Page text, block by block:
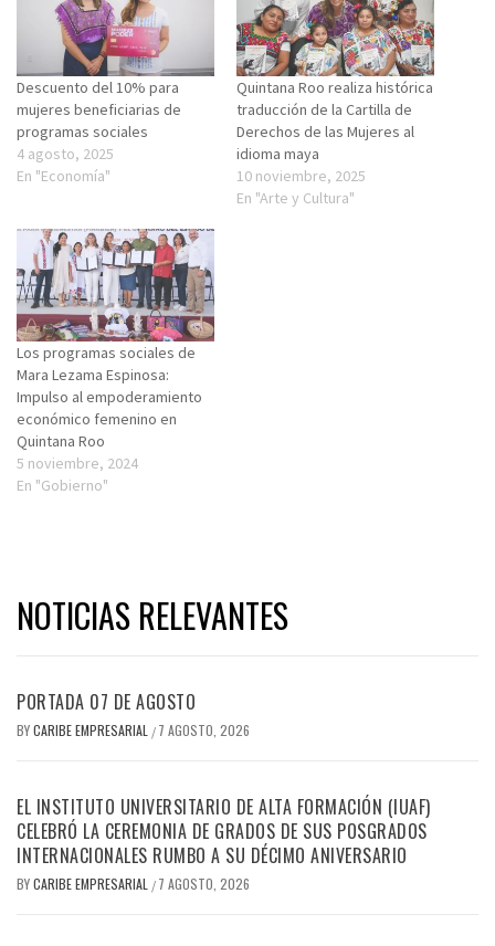
Descuento del 10% para
mujeres beneficiarias de
programas sociales
4 agosto, 2025
En "Economía"
Quintana Roo realiza histórica
traducción de la Cartilla de
Derechos de las Mujeres al
idioma maya
10 noviembre, 2025
En "Arte y Cultura"
Los programas sociales de
Mara Lezama Espinosa:
Impulso al empoderamiento
económico femenino en
Quintana Roo
5 noviembre, 2024
En "Gobierno"
NOTICIAS RELEVANTES
PORTADA 07 DE AGOSTO
BYCARIBE EMPRESARIAL / 7 AGOSTO, 2026
EL INSTITUTO UNIVERSITARIO DE ALTA FORMACIÓN (IUAF)
CELEBRÓ LA CEREMONIA DE GRADOS DE SUS POSGRADOS
INTERNACIONALES RUMBO A SU DÉCIMO ANIVERSARIO
BYCARIBE EMPRESARIAL / 7 AGOSTO, 2026